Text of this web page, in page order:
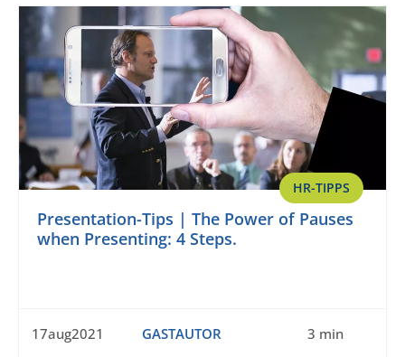
HR-TIPPS
Presentation-Tips | The Power of Pauses
when Presenting: 4 Steps.
17aug2021 GASTAUTOR 3 min